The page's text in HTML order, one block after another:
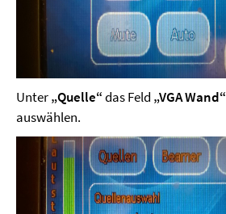
Unter„Quelle“das Feld „VGA Wand“
auswählen.